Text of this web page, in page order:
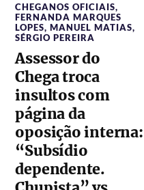
CHEGANOS OFICIAIS,
FERNANDA MARQUES
LOPES,MANUEL MATIAS,
SÉRGIO PEREIRA
Assessor do
Chega troca
insultos com
página da
oposição interna:
“Subsídio
dependente.